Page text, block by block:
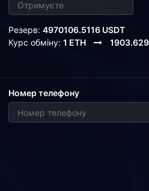
Резерв: 4970106.5116 USDT
Курс обміну: 1 ETH
Номер телефону